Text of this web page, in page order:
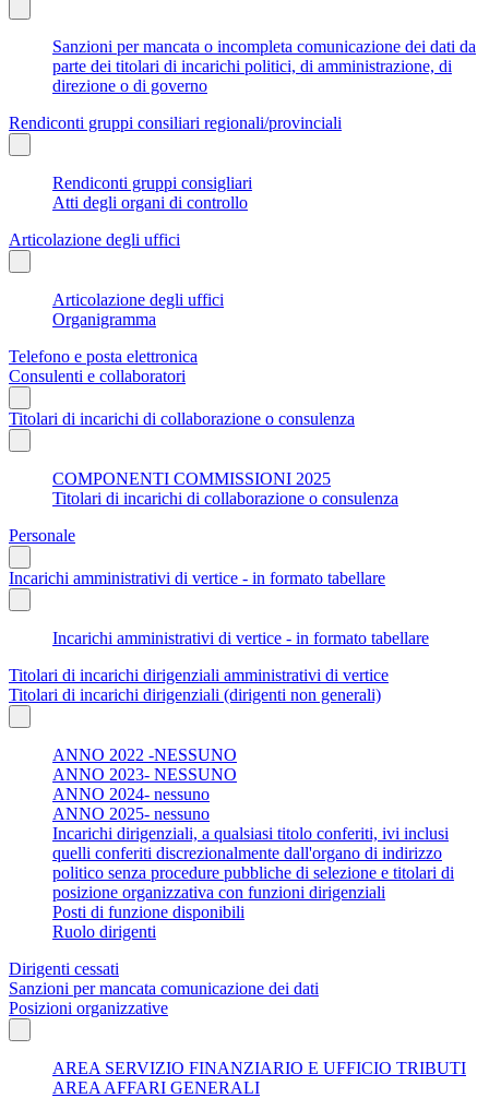
Sanzioni per mancata o incompleta comunicazione dei dati da
parte dei titolari di incarichi politici, di amministrazione, di
direzione o di governo
Rendiconti gruppi consiliari regionali/provinciali
Rendiconti gruppi consigliari
Atti degli organi di controllo
Articolazione degli uffici
Articolazione degli uffici
Organigramma
Telefono e posta elettronica
Consulenti e collaboratori
Titolari di incarichi di collaborazione o consulenza
COMPONENTI COMMISSIONI 2025
Titolari di incarichi di collaborazione o consulenza
Personale
Incarichi amministrativi di vertice - in formato tabellare
Incarichi amministrativi di vertice - in formato tabellare
Titolari di incarichi dirigenziali amministrativi di vertice
Titolari di incarichi dirigenziali (dirigenti non generali)
ANNO 2022 -NESSUNO
ANNO 2023- NESSUNO
ANNO 2024- nessuno
ANNO 2025- nessuno
Incarichi dirigenziali, a qualsiasi titolo conferiti, ivi inclusi
quelli conferiti discrezionalmente dall'organo di indirizzo
politico senza procedure pubbliche di selezione e titolari di
posizione organizzativa con funzioni dirigenziali
Posti di funzione disponibili
Ruolo dirigenti
Dirigenti cessati
Sanzioni per mancata comunicazione dei dati
Posizioni organizzative
AREA SERVIZIO FINANZIARIO E UFFICIO TRIBUTI
AREA AFFARI GENERALI